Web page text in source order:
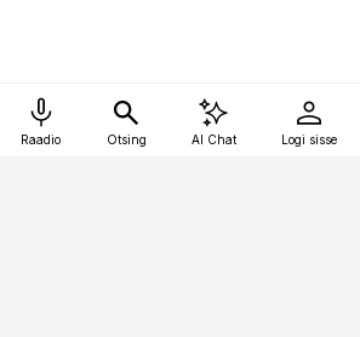
Raadio Otsing AI Chat Logi sisse